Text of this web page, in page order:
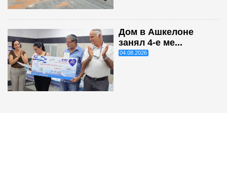
Дом в Ашкелоне
занял 4-е ме...
04.08.2026